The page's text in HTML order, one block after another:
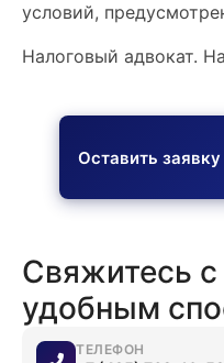
условий,
Налоговый адвокат.
Оставить
Свяжитесь
удобным
ТЕЛЕФОН